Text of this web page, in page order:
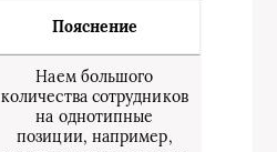
Пояснение
Наем большого
количества сотрудников
на однотипные
позиции, например,